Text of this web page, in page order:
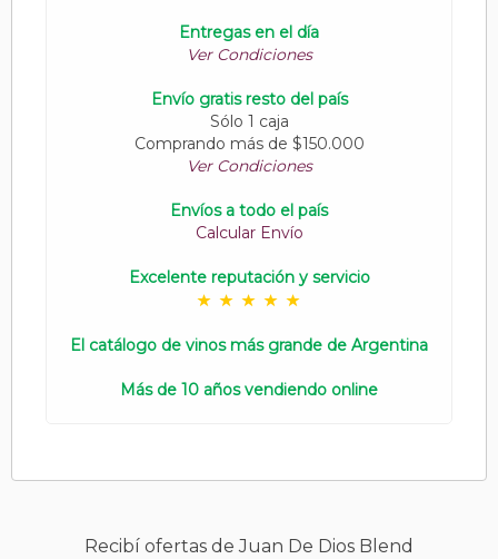
Entregas en el día
Ver Condiciones
Envío gratis resto del país
Sólo 1 caja
Comprando más de $150.000
Ver Condiciones
Envíos a todo el país
Calcular Envío
Excelente reputación y servicio
El catálogo de vinos más grande de Argentina
Más de 10 años vendiendo online
Recibí ofertas de Juan De Dios Blend